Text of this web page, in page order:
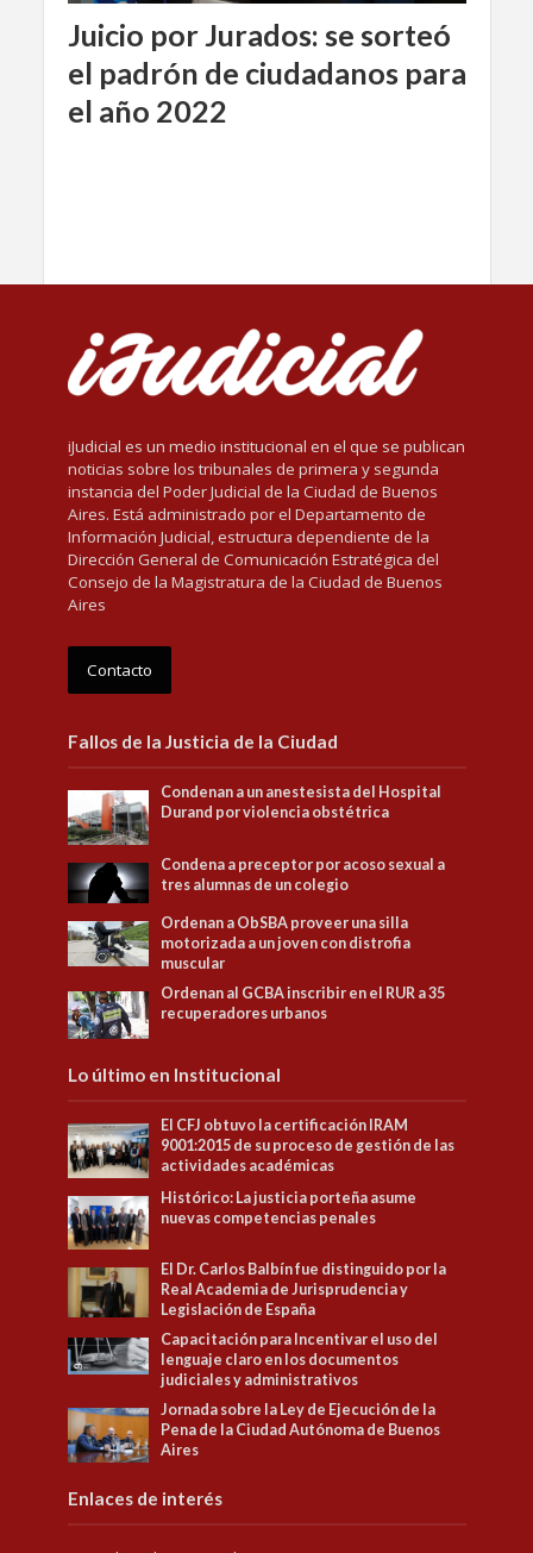
Juicio por Jurados: se sorteó
el padrón de ciudadanos para
el año 2022
iJudicial es un medio institucional en el que se publican
noticias sobre los tribunales de primera y segunda
instancia del Poder Judicial de la Ciudad de Buenos
Aires. Está administrado por el Departamento de
Información Judicial, estructura dependiente de la
Dirección General de Comunicación Estratégica del
Consejo de la Magistratura de la Ciudad de Buenos
Aires
Contacto
Fallos de la Justicia de la Ciudad
Condenan a un anestesista del Hospital
Durand por violencia obstétrica
Condena a preceptor por acoso sexual a
tres alumnas de un colegio
Ordenan a ObSBA proveer una silla
motorizada a un joven con distrofia
muscular
Ordenan al GCBA inscribir en el RUR a 35
recuperadores urbanos
Lo último en Institucional
El CFJ obtuvo la certificación IRAM
9001:2015 de su proceso de gestión de las
actividades académicas
Histórico: La justicia porteña asume
nuevas competencias penales
El Dr. Carlos Balbín fue distinguido por la
Real Academia de Jurisprudencia y
Legislación de España
Capacitación para Incentivar el uso del
lenguaje claro en los documentos
judiciales y administrativos
Jornada sobre la Ley de Ejecución de la
Pena de la Ciudad Autónoma de Buenos
Aires
Enlaces de interés